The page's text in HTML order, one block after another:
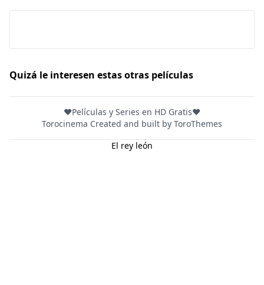
El rey león
Apple tv+
Peacock
Quizá le interesen estas otras películas
❤️Películas y Series en HD Gratis❤️
Torocinema Created and built by ToroThemes